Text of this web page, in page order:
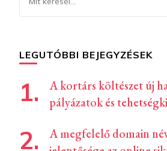
valamit?
LEGUTÓBBI BEJEGYZÉSEK
A kortárs költészet új
pályázatok és
A megfelelő domain